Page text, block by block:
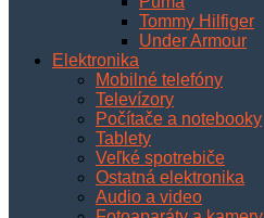
Tommy Hilfiger
Under Armour
Elektronika
Mobilné telefóny
Televízory
Počítače a notebooky
Tablety
Veľké spotrebiče
Ostatná elektronika
Audio a video